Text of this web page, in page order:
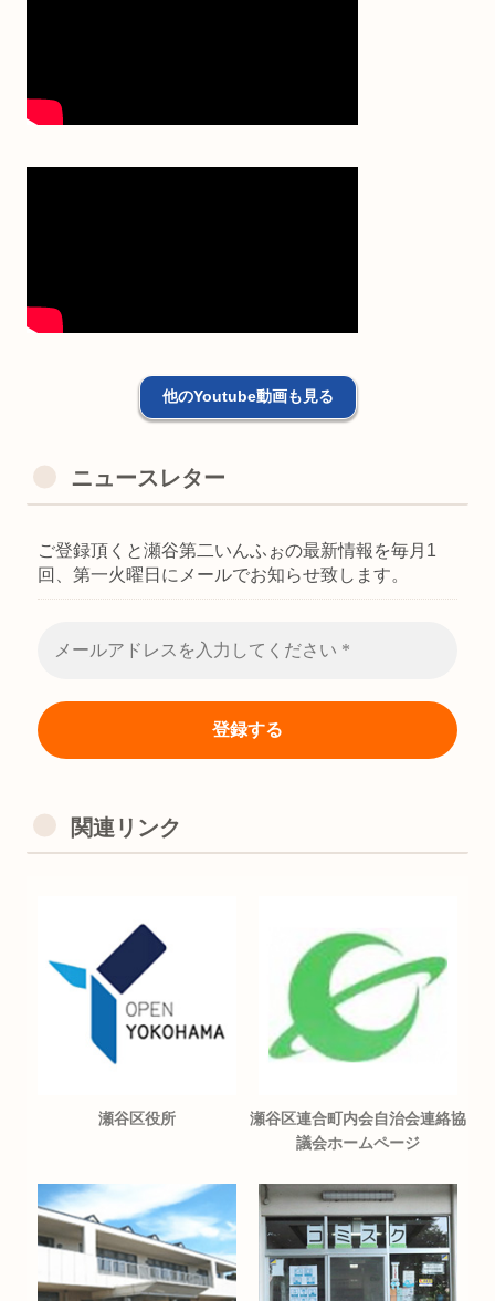
他のYoutube動画も見る
ニュースレター
ご登録頂くと瀬谷第二いんふぉの最新情報を毎月1
回、第一火曜日にメールでお知らせ致します。
関連リンク
瀬谷区役所
瀬谷区連合町内会自治会連絡協
議会ホームページ